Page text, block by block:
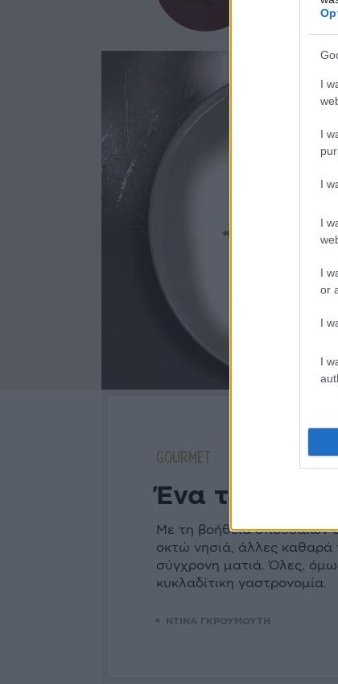
I
I
I
I
I
or
I
I
GOURMET
Ένα τραπέζι
Με τη βοήθεια
οκτώ νησιά, άλλες
σύγχρονη ματιά. Όλες,
κυκλαδίτικη γαστρονομία.
ΝΤΊΝΑ ΓΚΡΟΥΜΟΎΤΗ